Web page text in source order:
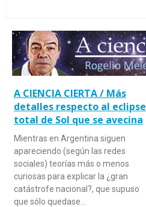
A CIENCIA CIERTA / Más
detalles respecto al eclipse
total de Sol que se avecina
Mientras en Argentina siguen
apareciendo (según las redes
sociales) teorías más o menos
curiosas para explicar la ¿gran
catástrofe nacional?, que supuso
que sólo quedase…